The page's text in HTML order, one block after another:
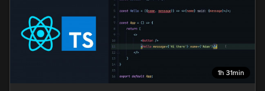
1h 31min